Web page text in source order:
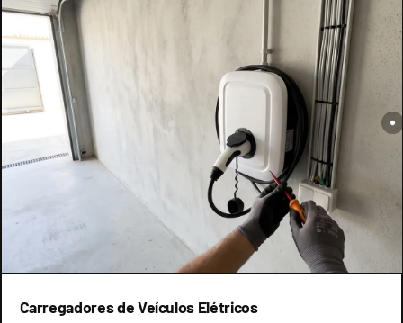
Carregadores de Veículos Elétricos